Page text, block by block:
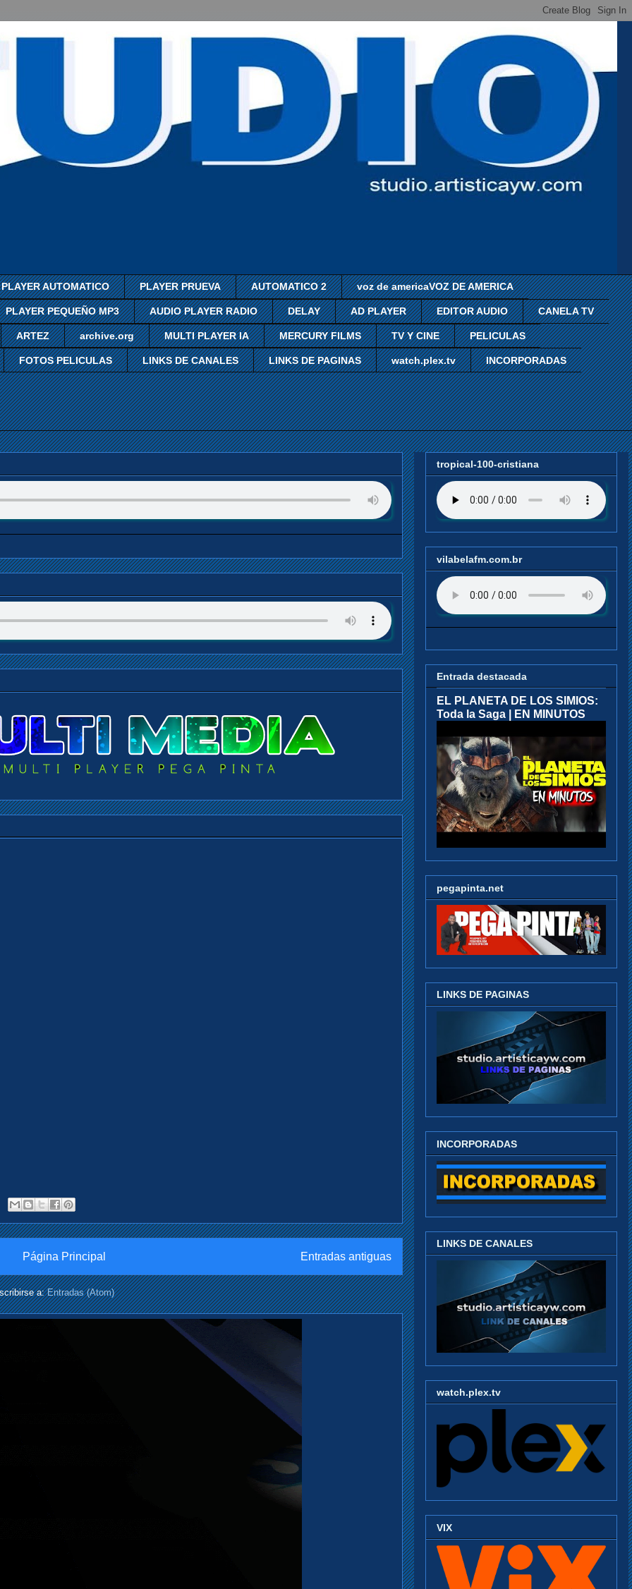
PLAYER AUTOMATICO PLAYER PRUEVA AUTOMATICO 2 voz de americaVOZ DE AMERICA
PLAYER PEQUEÑO MP3 AUDIO PLAYER RADIO DELAY AD PLAYER EDITOR AUDIO CANELA TV
ARTEZ archive.org MULTI PLAYER IA MERCURY FILMS TV Y CINE PELICULAS
FOTOS PELICULAS LINKS DE CANALES LINKS DE PAGINAS watch.plex.tv INCORPORADAS
Entradas antiguas
Página Principal
a:Entradas (Atom)
tropical-100-cristiana
vilabelafm.com.br
Entrada destacada
EL PLANETA DE LOS SIMIOS:
Toda la Saga | EN MINUTOS
pegapinta.net
LINKS DE PAGINAS
INCORPORADAS
LINKS DE CANALES
watch.plex.tv
VIX